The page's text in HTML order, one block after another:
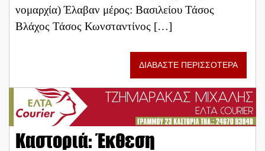
νομαρχία) Έλαβαν μέρος: Βασιλείου Τάσος
Βλάχος Τάσος Κωνσταντίνος […]
ΔΙΑΒΑΣΤΕ ΠΕΡΙΣΣΟΤΕΡΑ
Καστοριά: Έκθεση